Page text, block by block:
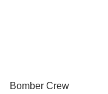
Bomber Crew